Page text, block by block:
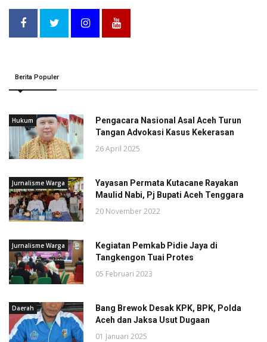
Berita Populer
Hukum
Pengacara Nasional Asal Aceh Turun
Tangan Advokasi Kasus Kekerasan
26 April 2025
Jurnalisme Warga
Yayasan Permata Kutacane Rayakan
Maulid Nabi, Pj Bupati Aceh Tenggara
20 November 2022
Jurnalisme Warga
Kegiatan Pemkab Pidie Jaya di
Tangkengon Tuai Protes
05 Februari 2023
Daerah
Bang Brewok Desak KPK, BPK, Polda
Aceh dan Jaksa Usut Dugaan
01 Januari 2025